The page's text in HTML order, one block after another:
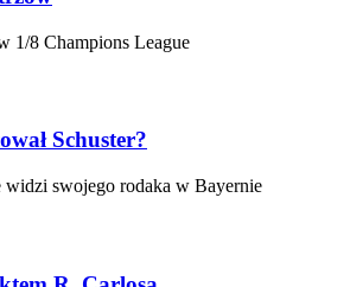
1/8 Champions League
Schuster?
widzi swojego rodaka w Bayernie